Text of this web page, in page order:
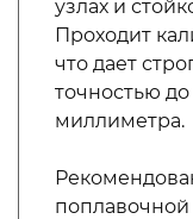
узлах и
Проходит
что дает
точностью
миллиметра.
поплавочной